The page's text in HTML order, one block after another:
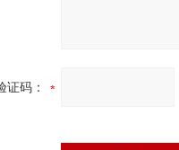
证码：